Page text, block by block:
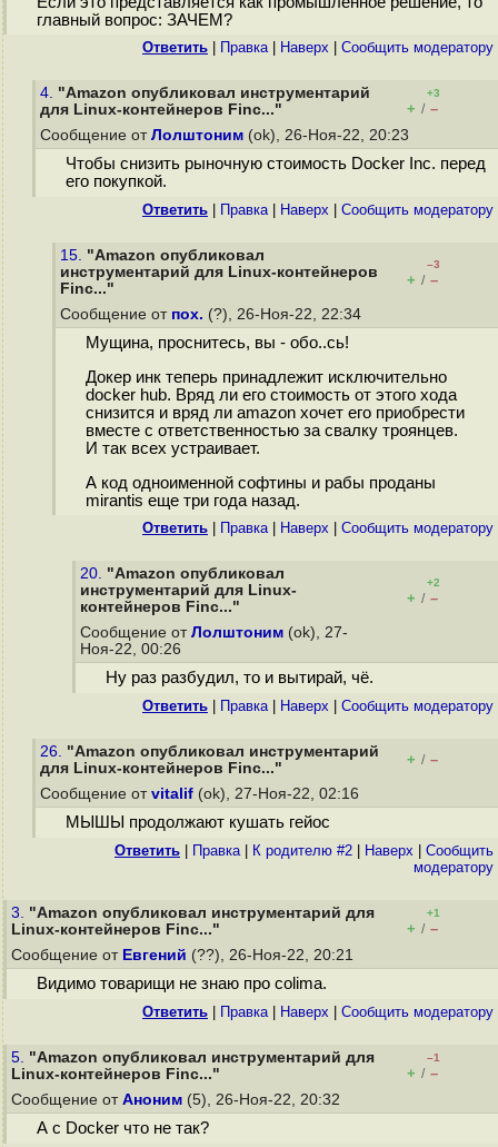
главный вопрос: ЗАЧЕМ?
Ответить Правка| Наверх Cообщить модератору
4. "Amazon опубликовал инструментарий
для Linux-контейнеров Finc..."
+3
+ / –
Сообщение от Лолштоним (ok), 26-Ноя-22, 20:23
Чтобы снизить рыночную стоимость Docker Inc. перед
его покупкой.
Ответить Правка| Наверх Cообщить модератору
15. "Amazon опубликовал
инструментарий для Linux-контейнеров
Finc..."
–3
+ / –
Сообщение от пох. (?), 26-Ноя-22, 22:34
Мущина, проснитесь, вы - обо..сь!
Докер инк теперь принадлежит исключительно
docker hub. Вряд ли его стоимость от этого хода
снизится и вряд ли amazon хочет его приобрести
вместе с ответственностью за свалку троянцев.
И так всех устраивает.
А код одноименной софтины и рабы проданы
mirantis еще три года назад.
Ответить Правка| Наверх Cообщить модератору
20. "Amazon опубликовал
инструментарий для Linux-
контейнеров Finc..."
+2
+ / –
Сообщение от Лолштоним (ok), 27-
Ноя-22, 00:26
Ну раз разбудил, то и вытирай, чё.
Ответить Правка| Наверх Cообщить модератору
26. "Amazon опубликовал инструментарий
для Linux-контейнеров Finc..."
+ / –
Сообщение от vitalif (ok), 27-Ноя-22, 02:16
МЫШЫ продолжают кушать гейос
Ответить Правка| К родителю #2 Наверх
Cообщить
модератору
3. "Amazon опубликовал инструментарий для
Linux-контейнеров Finc..."
+1
+ / –
Сообщение от Евгений (??), 26-Ноя-22, 20:21
Видимо товарищи не знаю про colima.
Ответить Правка| Наверх Cообщить модератору
5. "Amazon опубликовал инструментарий для
Linux-контейнеров Finc..."
–1
+ / –
Сообщение от Аноним (5), 26-Ноя-22, 20:32
А с Docker что не так?